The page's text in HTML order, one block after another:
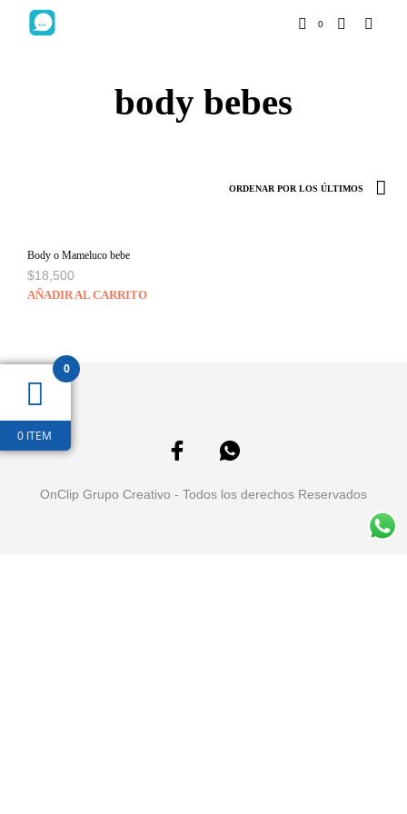
0
body bebes
Body o Mameluco bebe
$18,500
AÑADIR AL CARRITO
OnClip Grupo Creativo - Todos los derechos Reservados
0
0 ITEM